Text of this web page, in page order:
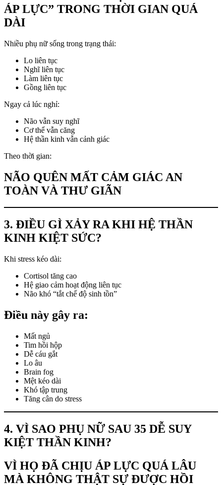
ÁP LỰC” TRONG THỜI GIAN QUÁ
DÀI
Nhiều phụ nữ sống trong trạng thái:
Lo liên tục
Nghĩ liên tục
Làm liên tục
Gồng liên tục
Ngay cả lúc nghỉ:
Não vẫn suy nghĩ
Cơ thể vẫn căng
Hệ thần kinh vẫn cảnh giác
Theo thời gian:
NÃO QUÊN MẤT CẢM GIÁC AN
TOÀN VÀ THƯ GIÃN
3. ĐIỀU GÌ XẢY RA KHI HỆ THẦN
KINH KIỆT SỨC?
Khi stress kéo dài:
Cortisol tăng cao
Hệ giao cảm hoạt động liên tục
Não khó “tắt chế độ sinh tồn”
Điều này gây ra:
Mất ngủ
Tim hồi hộp
Dễ cáu gắt
Lo âu
Brain fog
Mệt kéo dài
Khó tập trung
Tăng cân do stress
4. VÌ SAO PHỤ NỮ SAU 35 DỄ SUY
KIỆT THẦN KINH?
VÌ HỌ ĐÃ CHỊU ÁP LỰC QUÁ LÂU
MÀ KHÔNG THẬT SỰ ĐƯỢC HỒI